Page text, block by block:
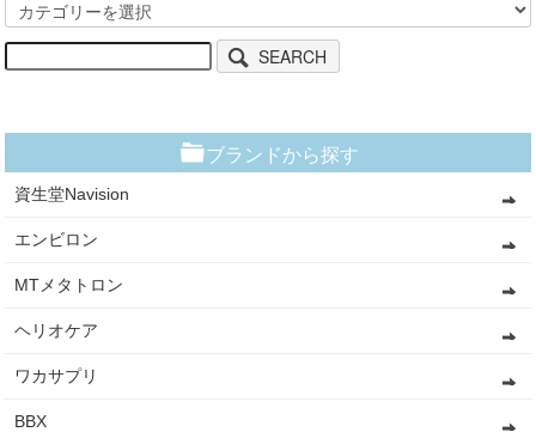
SEARCH
ブランドから探す
資生堂Navision
エンビロン
MTメタトロン
ヘリオケア
ワカサプリ
BBX